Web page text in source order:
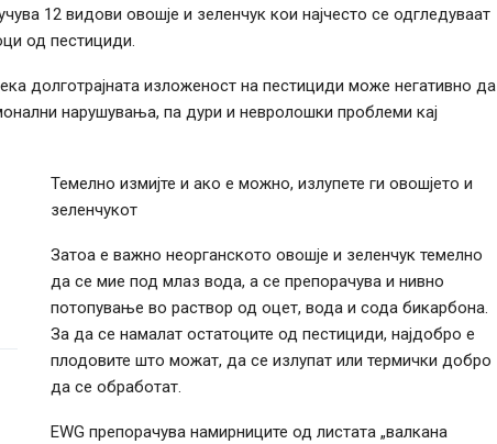
12 видови овошје и зеленчук кои најчесто се одгледуваат
од пестициди.
долготрајната изложеност на пестициди може негативно да
нарушувања, па дури и невролошки проблеми кај
Темелно измијте и ако е можно, излупете ги овошјето и
зеленчукот
Затоа е важно неорганското овошје и зеленчук темелно
да се мие под млаз вода, а се препорачува и нивно
потопување во раствор од оцет, вода и сода бикарбона.
За да се намалат остатоците од пестициди, најдобро е
плодовите што можат, да се излупат или термички добро
да се обработат.
EWG препорачува намирниците од листата „валкана